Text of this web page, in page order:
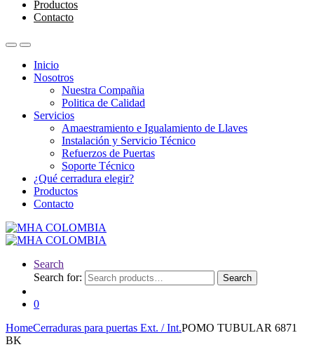
Productos
Contacto
Inicio
Nosotros
Nuestra Compañia
Politica de Calidad
Servicios
Amaestramiento e Igualamiento de Llaves
Instalación y Servicio Técnico
Refuerzos de Puertas
Soporte Técnico
¿Qué cerradura elegir?
Productos
Contacto
Search
Search for:
Search
0
HomeCerraduras para puertas Ext. / Int.POMO TUBULAR 6871
BK